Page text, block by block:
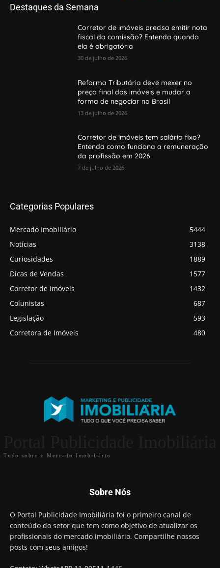
Destaques da Semana
Corretor de imóveis precisa emitir nota
fiscal da comissão? Entenda quando
ela é obrigatória
30 de julho de 2026
Reforma Tributária deve mexer no
preço final dos imóveis e mudar a
forma de negociar no Brasil
13 de julho de 2026
Corretor de imóveis tem salário fixo?
Entenda como funciona a remuneração
da profissão em 2026
7 de julho de 2026
Categorias Populares
Mercado Imobiliário
5444
Notícias
3138
Curiosidades
1889
Dicas de Vendas
1577
Corretor de Imóveis
1432
Colunistas
687
Legislação
593
Corretora de Imóveis
480
Tudo sobre o Mercado Imobiliário
Sobre Nós
O Portal Publicidade Imobiliária foi o primeiro canal de
conteúdo do setor que tem como objetivo de atualizar os
profissionais do mercado imobiliário. Compartilhe nossos
posts com seus amigos!